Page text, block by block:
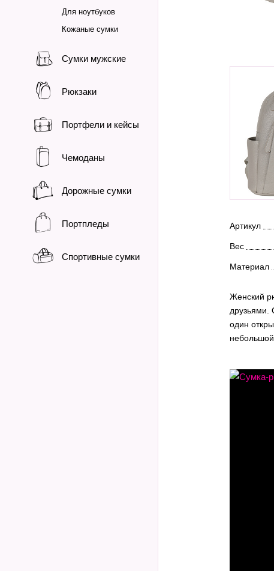
Для ноутбуков
Кожаные сумки
Сумки мужские
Рюкзаки
Портфели и кейсы
Чемоданы
Дорожные сумки
Портпледы
Спортивные сумки
Артикул
Вес
Материал
Женский
друзьями.
один